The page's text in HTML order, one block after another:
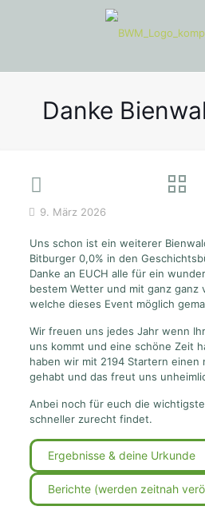
Danke
9. März 2026
Uns schon ist ein weiterer
Bitburger 0,0% in den
Danke an EUCH alle für ein
bestem Wetter und mit ganz ganz
welche dieses Event möglich
Wir freuen uns jedes Jahr wenn
uns kommt und eine schöne Zeit
haben wir mit 2194 Startern einen
gehabt und das freut uns
Anbei noch für euch die
schneller zurecht findet.
Ergebnisse & deine Urkunde
Berichte (werden zeitnah